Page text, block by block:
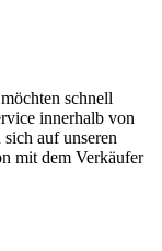
schnell
innerhalb von
auf unseren
mit dem Verkäufer